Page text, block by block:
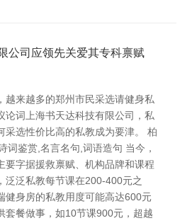
公司应领先关爱其专科禀赋
越来越多的郑州市民采选请健身私
论词上海书天达科技有限公司，私
采选性价比高的私教成为要津。 柏
词鉴赏,名言名句,词语造句 当今，
要字据援救禀赋、机构品牌和课程
泛泛私教每节课在200-400元之
健身房的私教用度可能高达600元
套餐做事，如10节课900元，超越